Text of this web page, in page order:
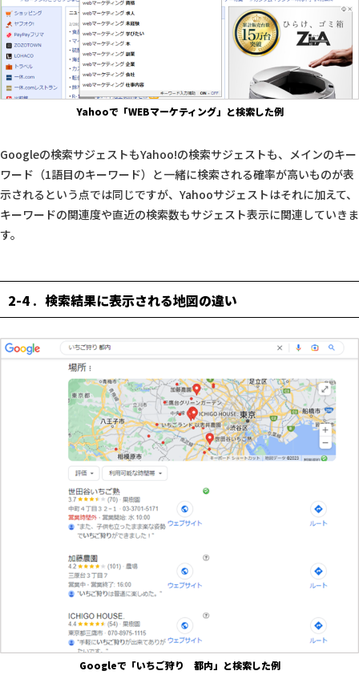
Yahooで「WEBマーケティング」と検索した例
Googleの検索サジェストもYahoo!の検索サジェストも、メインのキー
ワード（1語目のキーワード）と一緒に検索される確率が高いものが表
示されるという点では同じですが、Yahooサジェストはそれに加えて、
キーワードの関連度や直近の検索数もサジェスト表示に関連していきま
す。
2-4 検索結果に表示される地図の違い
Googleで「いちご狩り 都内」と検索した例